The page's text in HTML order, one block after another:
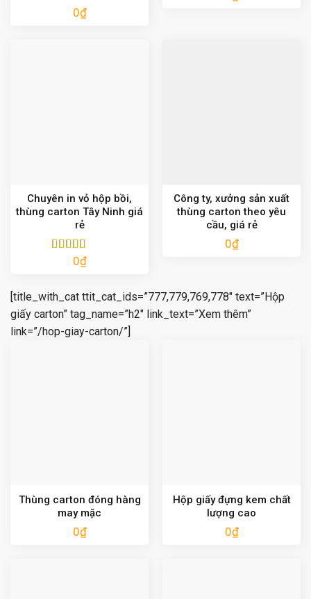
Được xếp
0₫
Chuyên in vỏ hộp bồi,
thùng carton Tây Ninh giá
rẻ
Được xếp
0₫
Công ty, xưởng sản xuất
thùng carton theo yêu
cầu, giá rẻ
0₫
[title_with_cat ttit_cat_ids=”777,779,769,778″ text=”Hộp
giấy carton” tag_name=”h2″ link_text=”Xem thêm”
link=”/hop-giay-carton/”]
Thùng carton đóng hàng
may mặc
0₫
Hộp giấy đựng kem chất
lượng cao
0₫